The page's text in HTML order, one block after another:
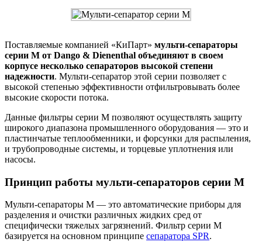
Поставляемые компанией «КиПарт» мульти-сепараторы
серии M от Dango & Dienenthal объединяют в своем
корпусе несколько сепараторов высокой степени
надежности. Мульти-сепаратор этой серии позволяет с
высокой степенью эффективности отфильтровывать более
высокие скорости потока.
Данные фильтры серии M позволяют осуществлять защиту
широкого диапазона промышленного оборудования — это и
пластинчатые теплообменники, и форсунки для распыления,
и трубопроводные системы, и торцевые уплотнения или
насосы.
Принцип работы мульти-сепараторов серии M
Мульти-сепараторы M — это автоматические приборы для
разделения и очистки различных жидких сред от
специфически тяжелых загрязнений. Фильтр серии М
базируется на основном принципе сепаратора SPR.